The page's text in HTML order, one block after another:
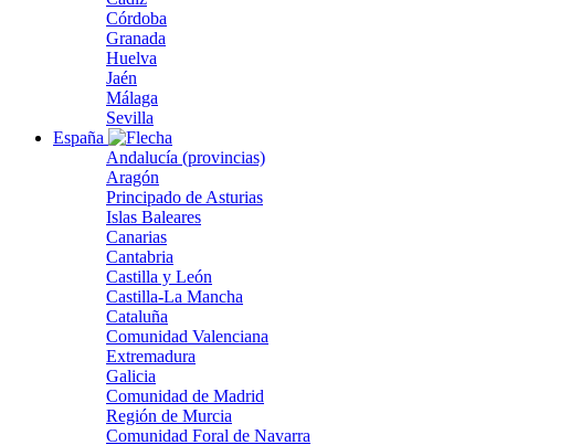
Córdoba
Granada
Huelva
Jaén
Málaga
Sevilla
España
Andalucía (provincias)
Aragón
Principado de Asturias
Islas Baleares
Canarias
Cantabria
Castilla y León
Castilla-La Mancha
Cataluña
Comunidad Valenciana
Extremadura
Galicia
Comunidad de Madrid
Región de Murcia
Comunidad Foral de Navarra